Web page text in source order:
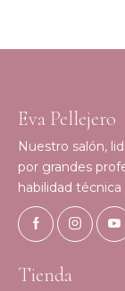
Eva Pellejero
Nuestro salón,
por grandes
habilidad
Tienda